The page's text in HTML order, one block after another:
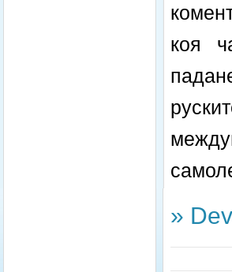
коя
»